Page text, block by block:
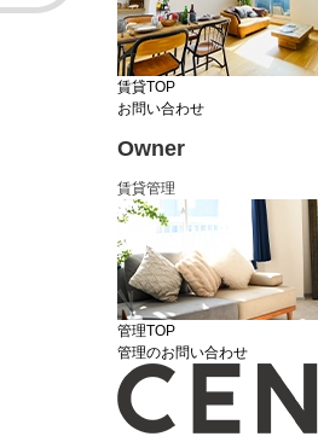
賃貸TOP
お問い合わせ
Owner
賃貸管理
管理TOP
管理のお問い合わせ